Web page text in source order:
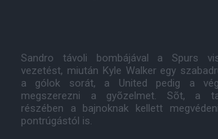
Sandro távoli bombájával a Spurs
vezetést, miután Kyle Walker egy
a gólok sorát, a United pedig a
megszerezni a gyõzelmet. Sõt, a
részében a bajnoknak kellett
pontrúgástól is.